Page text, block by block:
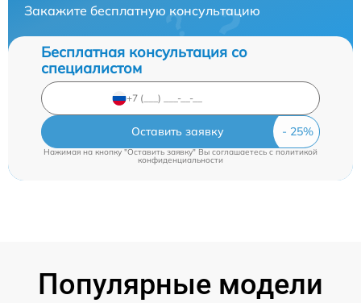
Закажите бесплатную консультацию
Бесплатная консультация со
специалистом
Оставить заявку
Нажимая на кнопку "Оставить заявку" Вы соглашаетесь cполитикой
конфиденциальности
Популярные модели